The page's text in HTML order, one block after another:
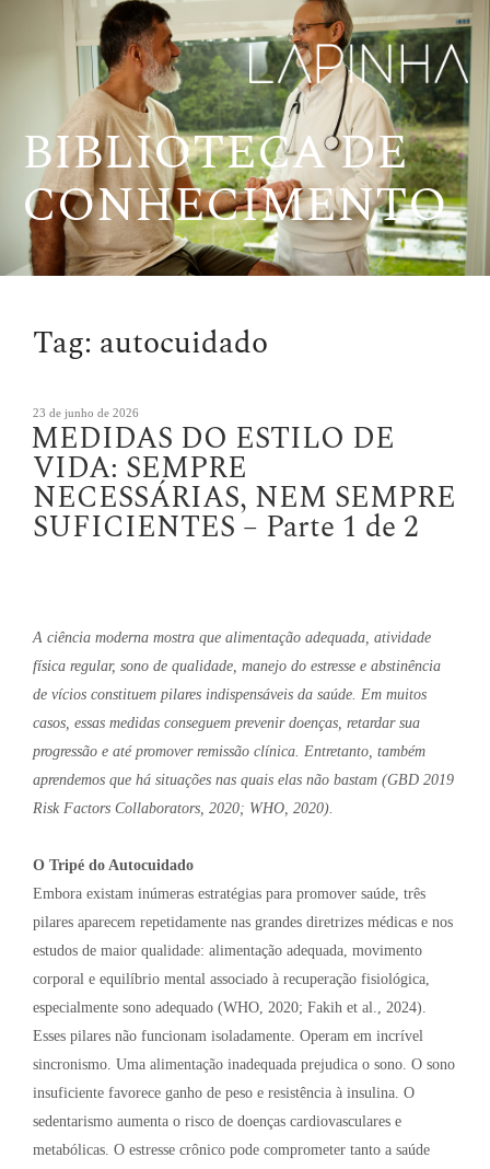
BIBLIOTECA DE
CONHECIMENTO
Tag: autocuidado
Publicado
em
23 de junho de 2026
MEDIDAS DO ESTILO DE
VIDA: SEMPRE
NECESSÁRIAS, NEM SEMPRE
SUFICIENTES – Parte 1 de 2
A ciência moderna mostra que alimentação adequada, atividade
física regular, sono de qualidade, manejo do estresse e abstinência
de vícios constituem pilares indispensáveis da saúde. Em muitos
casos, essas medidas conseguem prevenir doenças, retardar sua
progressão e até promover remissão clínica. Entretanto, também
aprendemos que há situações nas quais elas não bastam (GBD 2019
Risk Factors Collaborators, 2020; WHO, 2020).
O Tripé do Autocuidado
Embora existam inúmeras estratégias para promover saúde, três
pilares aparecem repetidamente nas grandes diretrizes médicas e nos
estudos de maior qualidade: alimentação adequada, movimento
corporal e equilíbrio mental associado à recuperação fisiológica,
especialmente sono adequado (WHO, 2020; Fakih et al., 2024).
Esses pilares não funcionam isoladamente. Operam em incrível
sincronismo. Uma alimentação inadequada prejudica o sono. O sono
insuficiente favorece ganho de peso e resistência à insulina. O
sedentarismo aumenta o risco de doenças cardiovasculares e
metabólicas. O estresse crônico pode comprometer tanto a saúde